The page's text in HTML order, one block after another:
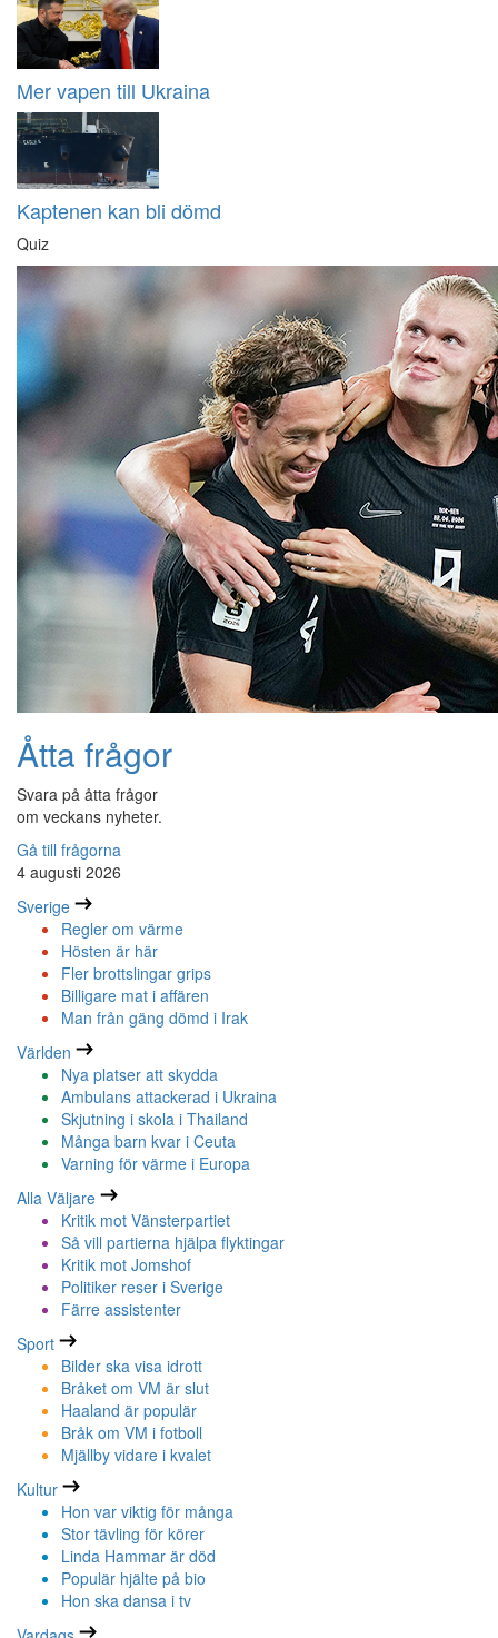
Mer vapen till Ukraina
Kaptenen kan bli dömd
Quiz
Åtta frågor
Svara på åtta frågor
om veckans nyheter.
Gå till frågorna
4 augusti 2026
Sverige
Regler om värme
Hösten är här
Fler brottslingar grips
Billigare mat i affären
Man från gäng dömd i Irak
Världen
Nya platser att skydda
Ambulans attackerad i Ukraina
Skjutning i skola i Thailand
Många barn kvar i Ceuta
Varning för värme i Europa
Alla Väljare
Kritik mot Vänsterpartiet
Så vill partierna hjälpa flyktingar
Kritik mot Jomshof
Politiker reser i Sverige
Färre assistenter
Sport
Bilder ska visa idrott
Bråket om VM är slut
Haaland är populär
Bråk om VM i fotboll
Mjällby vidare i kvalet
Kultur
Hon var viktig för många
Stor tävling för körer
Linda Hammar är död
Populär hjälte på bio
Hon ska dansa i tv